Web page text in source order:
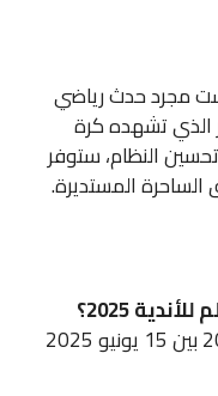
العالم للأندية 2025 ليست مجرد حدث رياضي
الذي تشهده كرة
النظام، ستوفر
المستديرة.
تقام بطولة كأس العالم للأندية 2025 بين 15 يونيو 2025